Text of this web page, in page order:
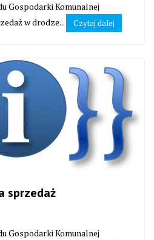
Gospodarki Komunalnej
w drodze...
Czytaj dalej
sprzedaż
Gospodarki Komunalnej